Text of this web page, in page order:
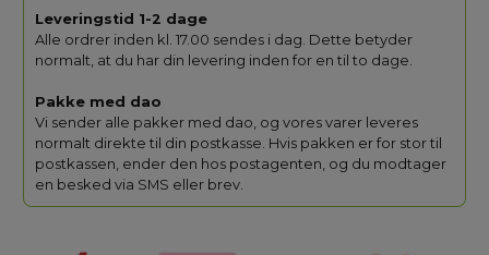
Leveringstid 1-2 dage
Alle ordrer inden kl. 17.00 sendes i dag. Dette betyder
normalt, at du har din levering inden for en til to dage.
Pakke med dao
Vi sender alle pakker med dao, og vores varer leveres
normalt direkte til din postkasse. Hvis pakken er for stor til
postkassen, ender den hos postagenten, og du modtager
en besked via SMS eller brev.